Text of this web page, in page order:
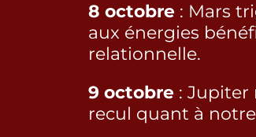
8 octobre : Mars
aux énergies
relationnelle.
9 octobre : Jupiter
recul quant à